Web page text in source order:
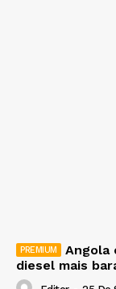
Angola
diesel mais